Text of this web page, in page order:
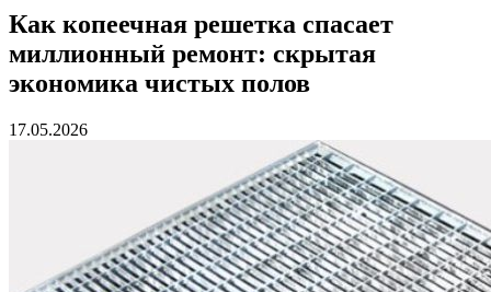
Как копеечная решетка спасает
миллионный ремонт: скрытая
экономика чистых полов
17.05.2026